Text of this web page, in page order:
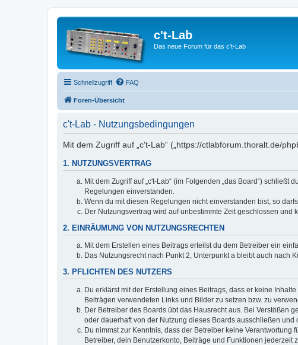
c't-Lab
Das neue Forum für das c't-Lab
Schnellzugriff FAQ
Foren-Übersicht
c't-Lab - Nutzungsbedingungen
Mit dem Zugriff auf „c't-Lab“ („https://ctlabforum.thoralt.de/
1. NUTZUNGSVERTRAG
Mit dem Zugriff auf „c't-Lab“ (im Folgenden „das Board“)
Regelungen einverstanden.
Wenn du mit diesen Regelungen nicht einverstanden bist, so
Der Nutzungsvertrag wird auf unbestimmte Zeit geschlossen
2. EINRÄUMUNG VON NUTZUNGSRECHTEN
Mit dem Erstellen eines Beitrags erteilst du dem Betreiber ein
Das Nutzungsrecht nach Punkt 2, Unterpunkt a bleibt auch nach
3. PFLICHTEN DES NUTZERS
Du erklärst mit der Erstellung eines Beitrags, dass er keine
Beiträgen verwendeten Links und Bilder zu setzen bzw. zu
Der Betreiber des Boards übt das Hausrecht aus. Bei Verstößen
oder dauerhaft von der Nutzung dieses Boards ausschließen und
Du nimmst zur Kenntnis, dass der Betreiber keine
Betreiber, dein Benutzerkonto, Beiträge und Funktionen jederzeit